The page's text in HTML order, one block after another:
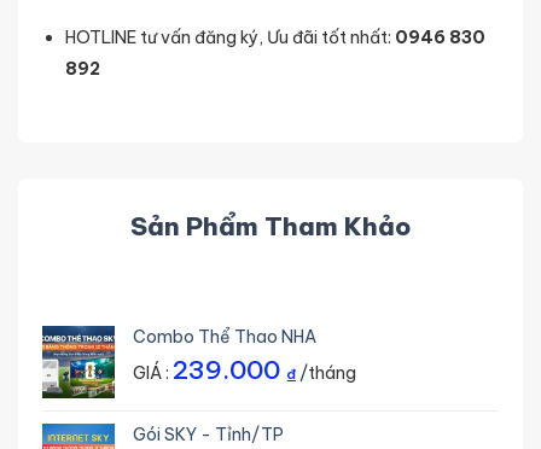
HOTLINE tư vấn đăng ký, Ưu đãi tốt nhất: 0946 830
892
Sản Phẩm Tham Khảo
Combo Thể Thao NHA
GIÁ : 239.000 ₫/tháng
Gói SKY - Tỉnh/TP